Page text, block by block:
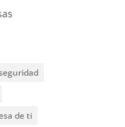
de ti